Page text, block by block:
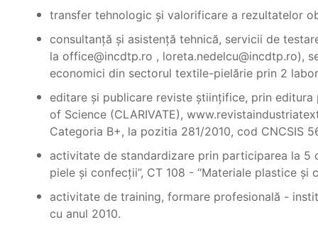
transfer tehnologic şi valorificare a rezultatelor
consultanţă şi asistenţă tehnică, servicii de
la office@incdtp.ro , loreta.nedelcu@incdtp.ro),
economici din sectorul textile-pielărie prin 2
editare şi publicare reviste ştiinţifice, prin
of Science (CLARIVATE),
Categoria B+, la pozitia 281/2010, cod CNCSIS
activitate de standardizare prin participarea la 5
piele şi confecţii”, CT 108 - “Materiale plastice şi
activitate de training, formare profesională -
cu anul 2010.